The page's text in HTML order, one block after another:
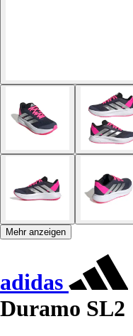
Mehr anzeigen
adidas
Duramo SL2